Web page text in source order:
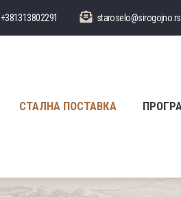
+381313802291 staroselo@sirogojno.rs
СТАЛНА ПОСТАВКА